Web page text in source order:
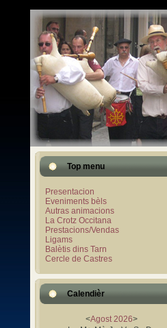
Top menu
Presentacion
Eveniments bèls
Autras animacions
La Crotz Occitana
Prestacions/Vendas
Ligams
Balètis dins Tarn
Cercle de Castres
Calendièr
<Agost 2026>